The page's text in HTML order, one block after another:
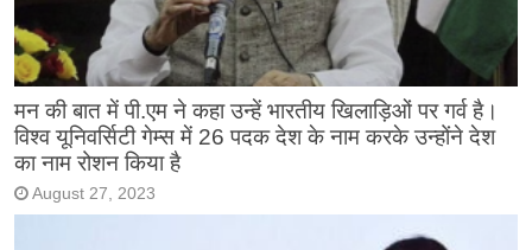
मन की बात में पी.एम ने कहा उन्हें भारतीय खिलाड़िओं पर गर्व है।
विश्व यूनिवर्सिटी गेम्स में 26 पदक देश के नाम करके उन्होंने देश
का नाम रोशन किया है
August 27, 2023